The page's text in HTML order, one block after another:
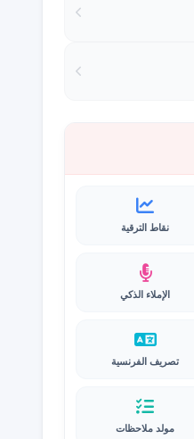
نقاط الترقية
الإملاء الذكي
تصريف الفرنسية
مولد ملاحظات